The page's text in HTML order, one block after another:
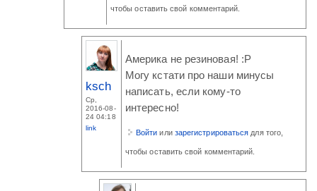
чтобы оставить свой комментарий.
ksch
Ср,
2016-08-
24 04:18
link
Америка не резиновая! :P
Могу кстати про наши минусы
написать, если кому-то
интересно!
Войти или зарегистрироваться для того,
чтобы оставить свой комментарий.